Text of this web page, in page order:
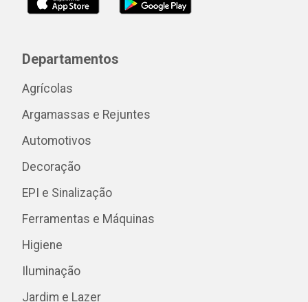
Departamentos
Agrícolas
Argamassas e Rejuntes
Automotivos
Decoração
EPI e Sinalização
Ferramentas e Máquinas
Higiene
Iluminação
Jardim e Lazer